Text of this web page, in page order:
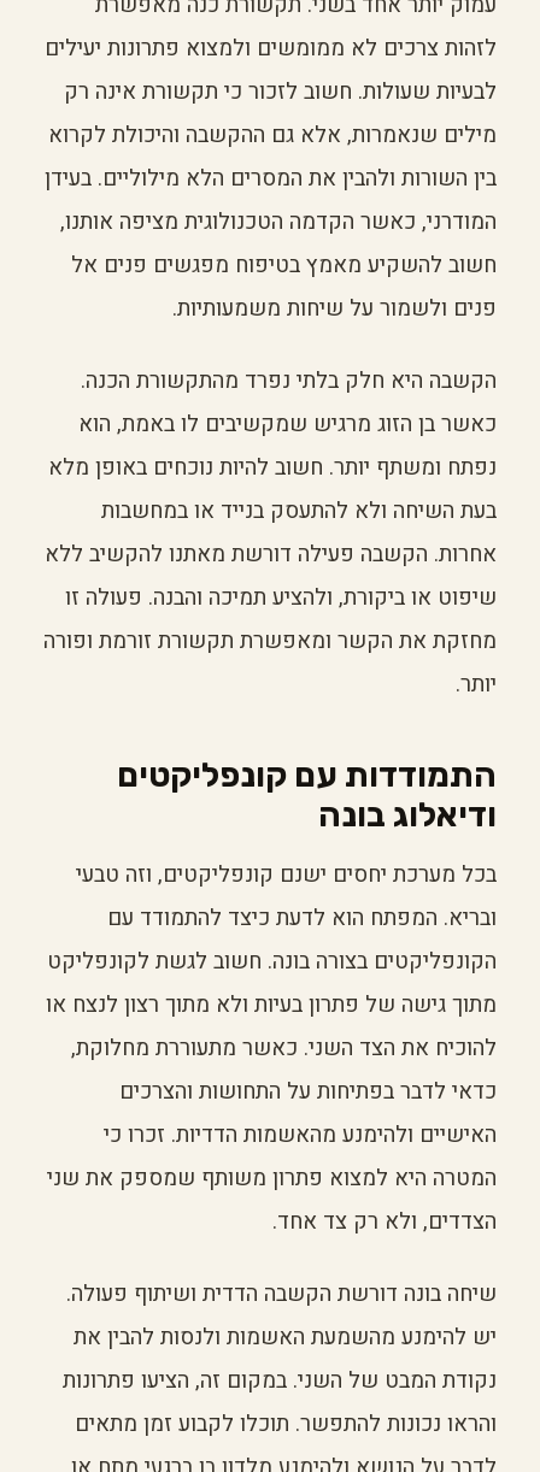
לזהות צרכים לא ממומשים ולמצוא פתרונות יעילים
לבעיות שעולות. חשוב לזכור כי תקשורת אינה רק
מילים שנאמרות, אלא גם ההקשבה והיכולת לקרוא
בין השורות ולהבין את המסרים הלא מילוליים. בעידן
המודרני, כאשר הקדמה הטכנולוגית מציפה אותנו,
חשוב להשקיע מאמץ בטיפוח מפגשים פנים אל
פנים ולשמור על שיחות משמעותיות.
הקשבה היא חלק בלתי נפרד מהתקשורת הכנה.
כאשר בן הזוג מרגיש שמקשיבים לו באמת, הוא
נפתח ומשתף יותר. חשוב להיות נוכחים באופן מלא
בעת השיחה ולא להתעסק בנייד או במחשבות
אחרות. הקשבה פעילה דורשת מאתנו להקשיב ללא
שיפוט או ביקורת, ולהציע תמיכה והבנה. פעולה זו
מחזקת את הקשר ומאפשרת תקשורת זורמת ופורה
יותר.
התמודדות עם קונפליקטים
ודיאלוג בונה
בכל מערכת יחסים ישנם קונפליקטים, וזה טבעי
ובריא. המפתח הוא לדעת כיצד להתמודד עם
הקונפליקטים בצורה בונה. חשוב לגשת לקונפליקט
מתוך גישה של פתרון בעיות ולא מתוך רצון לנצח או
להוכיח את הצד השני. כאשר מתעוררת מחלוקת,
כדאי לדבר בפתיחות על התחושות והצרכים
האישיים ולהימנע מהאשמות הדדיות. זכרו כי
המטרה היא למצוא פתרון משותף שמספק את שני
הצדדים, ולא רק צד אחד.
שיחה בונה דורשת הקשבה הדדית ושיתוף פעולה.
יש להימנע מהשמעת האשמות ולנסות להבין את
נקודת המבט של השני. במקום זה, הציעו פתרונות
והראו נכונות להתפשר. תוכלו לקבוע זמן מתאים